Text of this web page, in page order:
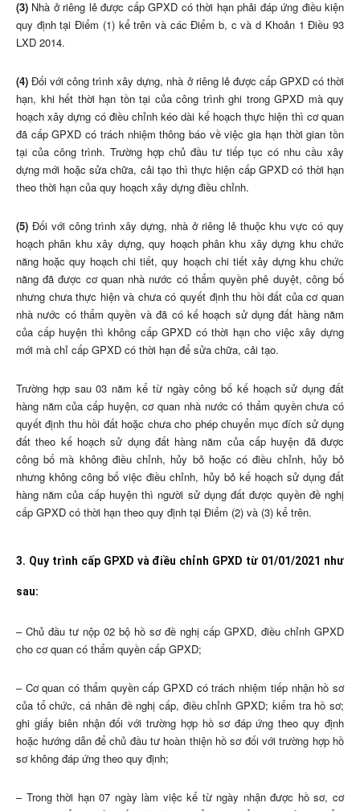
(3) Nhà ở riêng lẻ được cấp GPXD có thời hạn phải đáp ứng điều kiện
quy định tại Điểm (1) kể trên và các Điểm b, c và d Khoản 1 Điều 93
LXD 2014.
(4) Đối với công trình xây dựng, nhà ở riêng lẻ được cấp GPXD có thời
hạn, khi hết thời hạn tồn tại của công trình ghi trong GPXD mà quy
hoạch xây dựng có điều chỉnh kéo dài kế hoạch thực hiện thì cơ quan
đã cấp GPXD có trách nhiệm thông báo về việc gia hạn thời gian tồn
tại của công trình. Trường hợp chủ đầu tư tiếp tục có nhu cầu xây
dựng mới hoặc sửa chữa, cải tạo thì thực hiện cấp GPXD có thời hạn
theo thời hạn của quy hoạch xây dựng điều chỉnh.
(5) Đối với công trình xây dựng, nhà ở riêng lẻ thuộc khu vực có quy
hoạch phân khu xây dựng, quy hoạch phân khu xây dựng khu chức
năng hoặc quy hoạch chi tiết, quy hoạch chi tiết xây dựng khu chức
năng đã được cơ quan nhà nước có thẩm quyền phê duyệt, công bố
nhưng chưa thực hiện và chưa có quyết định thu hồi đất của cơ quan
nhà nước có thẩm quyền và đã có kế hoạch sử dụng đất hàng năm
của cấp huyện thì không cấp GPXD có thời hạn cho việc xây dựng
mới mà chỉ cấp GPXD có thời hạn để sửa chữa, cải tạo.
Trường hợp sau 03 năm kể từ ngày công bố kế hoạch sử dụng đất
hàng năm của cấp huyện, cơ quan nhà nước có thẩm quyền chưa có
quyết định thu hồi đất hoặc chưa cho phép chuyển mục đích sử dụng
đất theo kế hoạch sử dụng đất hàng năm của cấp huyện đã được
công bố mà không điều chỉnh, hủy bỏ hoặc có điều chỉnh, hủy bỏ
nhưng không công bố việc điều chỉnh, hủy bỏ kế hoạch sử dụng đất
hàng năm của cấp huyện thì người sử dụng đất được quyền đề nghị
cấp GPXD có thời hạn theo quy định tại Điểm (2) và (3) kể trên.
3. Quy trình cấp GPXD và điều chỉnh GPXD từ 01/01/2021 như
sau:
– Chủ đầu tư nộp 02 bộ hồ sơ đề nghị cấp GPXD, điều chỉnh GPXD
cho cơ quan có thẩm quyền cấp GPXD;
– Cơ quan có thẩm quyền cấp GPXD có trách nhiệm tiếp nhận hồ sơ
của tổ chức, cá nhân đề nghị cấp, điều chỉnh GPXD; kiểm tra hồ sơ;
ghi giấy biên nhận đối với trường hợp hồ sơ đáp ứng theo quy định
hoặc hướng dẫn để chủ đầu tư hoàn thiện hồ sơ đối với trường hợp hồ
sơ không đáp ứng theo quy định;
– Trong thời hạn 07 ngày làm việc kể từ ngày nhận được hồ sơ, cơ